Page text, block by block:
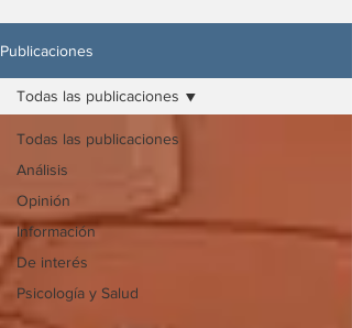
Publicaciones
Todas las publicaciones
Análisis
Opinión
Información
De interés
Psicología y Salud
Todas las publicaciones